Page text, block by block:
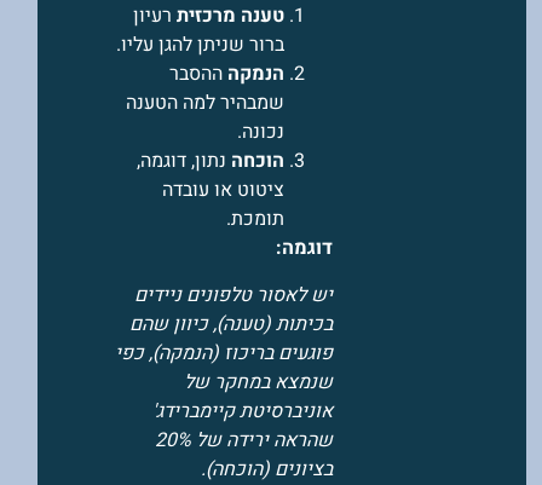
טענה מרכזית רעיון
ברור שניתן להגן עליו.
הנמקה ההסבר
שמבהיר למה הטענה
נכונה.
הוכחה נתון, דוגמה,
ציטוט או עובדה
תומכת.
דוגמה:
יש לאסור טלפונים ניידים
בכיתות (טענה), כיוון שהם
פוגעים בריכוז (הנמקה), כפי
שנמצא במחקר של
אוניברסיטת קיימברידג'
שהראה ירידה של 20%
בציונים (הוכחה).